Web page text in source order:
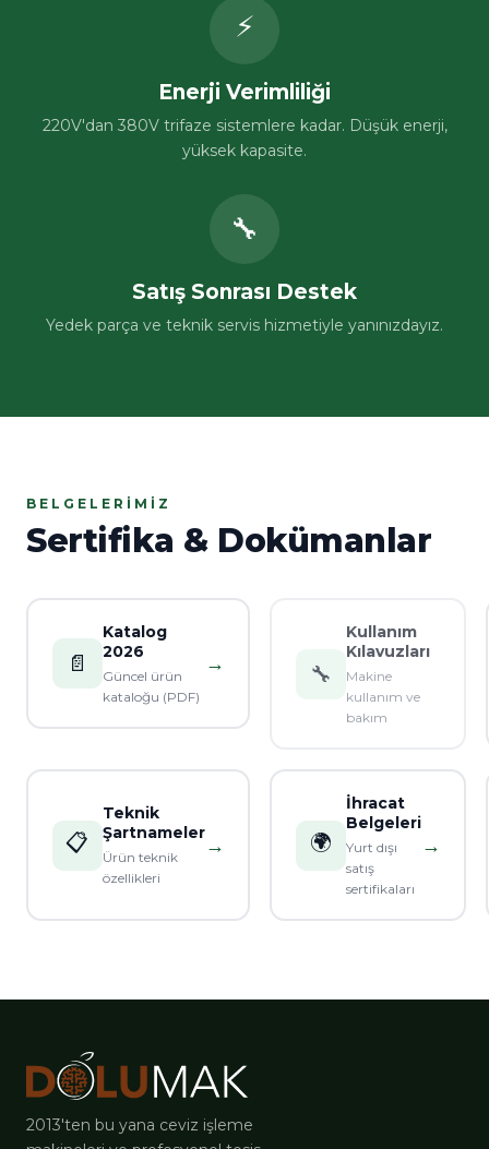
⚡
Enerji Verimliliği
220V'dan 380V trifaze sistemlere kadar. Düşük enerji,
yüksek kapasite.
🔧
Satış Sonrası Destek
Yedek parça ve teknik servis hizmetiyle yanınızdayız.
BELGELERIMIZ
Sertifika & Dokümanlar
📄
Katalog
2026
Güncel ürün
kataloğu (PDF)
→ 🔧
Kullanım
Kılavuzları
Makine
kullanım ve
bakım
📋
Teknik
Şartnameler
Ürün teknik
özellikleri
→ 🌍
İhracat
Belgeleri
Yurt dışı
satış
sertifikaları
→
2013'ten bu yana ceviz işleme